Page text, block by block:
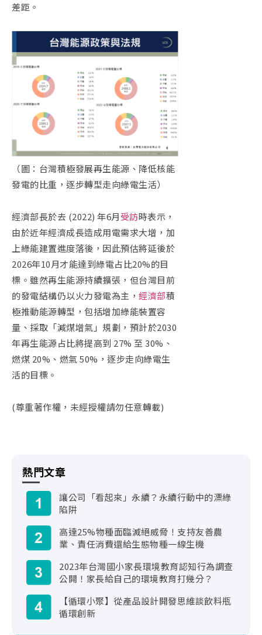
差距。
（圖：台灣積極發展再生能源、降低核能
發電的比重，逐步轉型走向綠電生活）
經濟部長於去 (2022) 年6月受訪時表示，
由於近年經濟成長造成用電需求大增，加
上綠能建置進度落後，因此預估將延後於
2026年10月才能達到綠電占比20%的目
標。雖然再生能源持續擴張，但台灣目前
的發電結構仍以火力發電為主， 經濟部積
極推動能源轉型，包括增加綠能裝置容
量、採取「減煤增氣」規劃，預計於2030
年再生能源占比將提高到 27% 至 30%、
燃煤 20%、燃氣 50%，逐步走向綠電生
活的目標。
(尊重著作權，未經授權請勿任意轉載)
熱門文章
讓公司「看起來」永續？永續行動中的漂綠
陷阱
高達25%物種面臨滅絕威脅！支持友善農
業、責任消費還給生態物種一線生機
2023年台灣國小家長環境教育認知行為調查
公開！家長給自己的環境教育打幾分？
【循環小聚】從產品設計開發思維談飲料瓶
循環創新